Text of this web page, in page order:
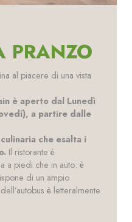
PRANZO
al piacere di una vista
è aperto dal Lunedì
a partire dalle
che esalta i
Il ristorante è
a piedi che in auto: è
di un ampio
è letteralmente